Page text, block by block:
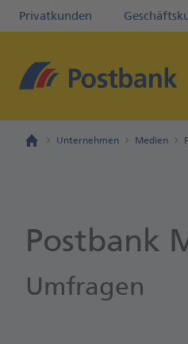
Privatkunden
Unternehmen Medien
Postbank
Umfragen